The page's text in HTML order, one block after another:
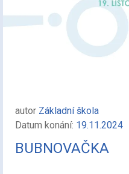
autor Základní škola
Datum konání: 19.11.2024
BUBNOVAČKA